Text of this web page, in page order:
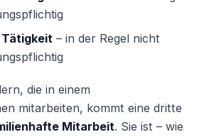
– in der Regel nicht
die in einem
mitarbeiten, kommt eine dritte
Mitarbeit. Sie ist – wie